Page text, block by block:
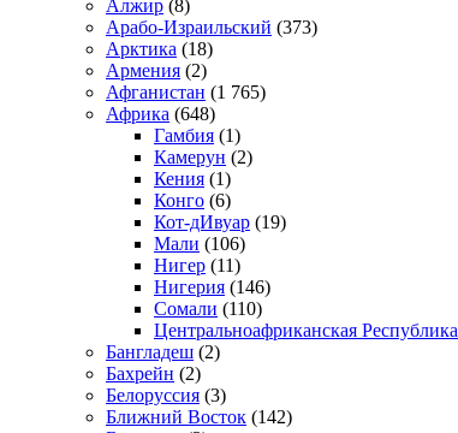
Алжир (8)
Арабо-Израильский (373)
Арктика (18)
Армения (2)
Афганистан (1 765)
Африка (648)
Гамбия (1)
Камерун (2)
Кения (1)
Конго (6)
Кот-дИвуар (19)
Мали (106)
Нигер (11)
Нигерия (146)
Сомали (110)
Центральноафриканская Республика
Бангладеш (2)
Бахрейн (2)
Белоруссия (3)
Ближний Восток (142)